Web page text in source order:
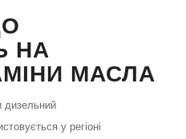
НА
МАСЛА
дизельний
у регіоні